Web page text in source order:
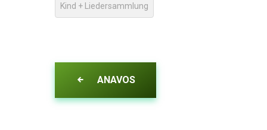
Kind + Liedersammlung
ANAVOS